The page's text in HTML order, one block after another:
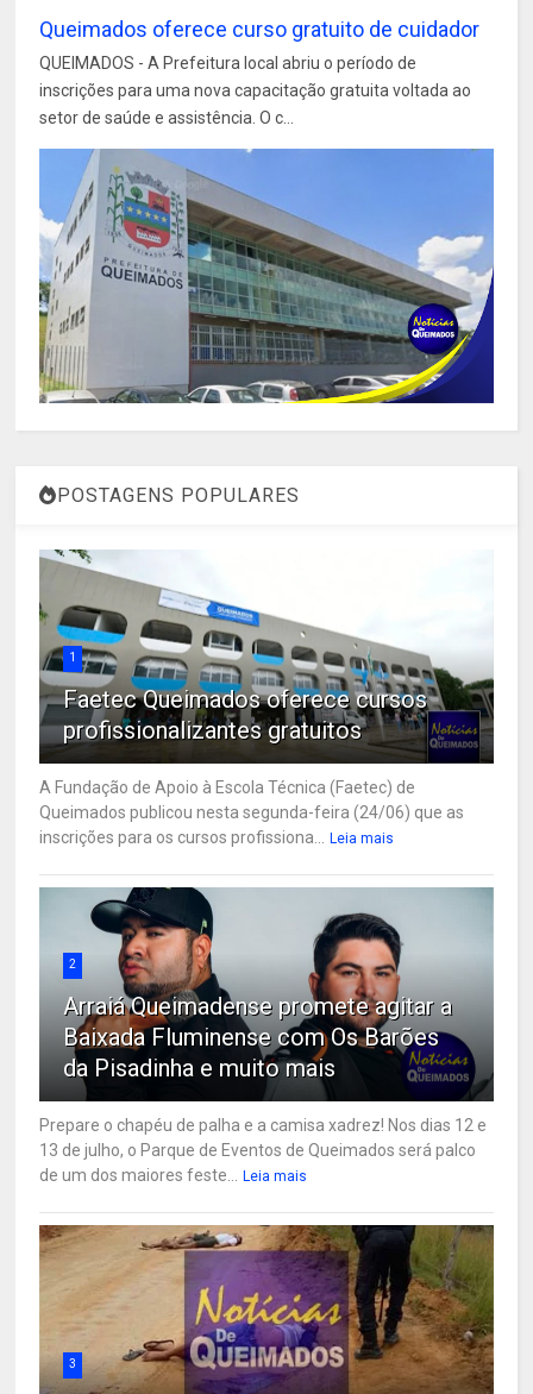
Queimados oferece curso gratuito de cuidador
QUEIMADOS - A Prefeitura local abriu o período de
inscrições para uma nova capacitação gratuita voltada ao
setor de saúde e assistência. O c...
POSTAGENS POPULARES
1
Faetec Queimados oferece cursos
profissionalizantes gratuitos
A Fundação de Apoio à Escola Técnica (Faetec) de
Queimados publicou nesta segunda-feira (24/06) que as
inscrições para os cursos profissiona...
Leia mais
2
Arraiá Queimadense promete agitar a
Baixada Fluminense com Os Barões
da Pisadinha e muito mais
Prepare o chapéu de palha e a camisa xadrez! Nos dias 12 e
13 de julho, o Parque de Eventos de Queimados será palco
de um dos maiores feste...
Leia mais
3